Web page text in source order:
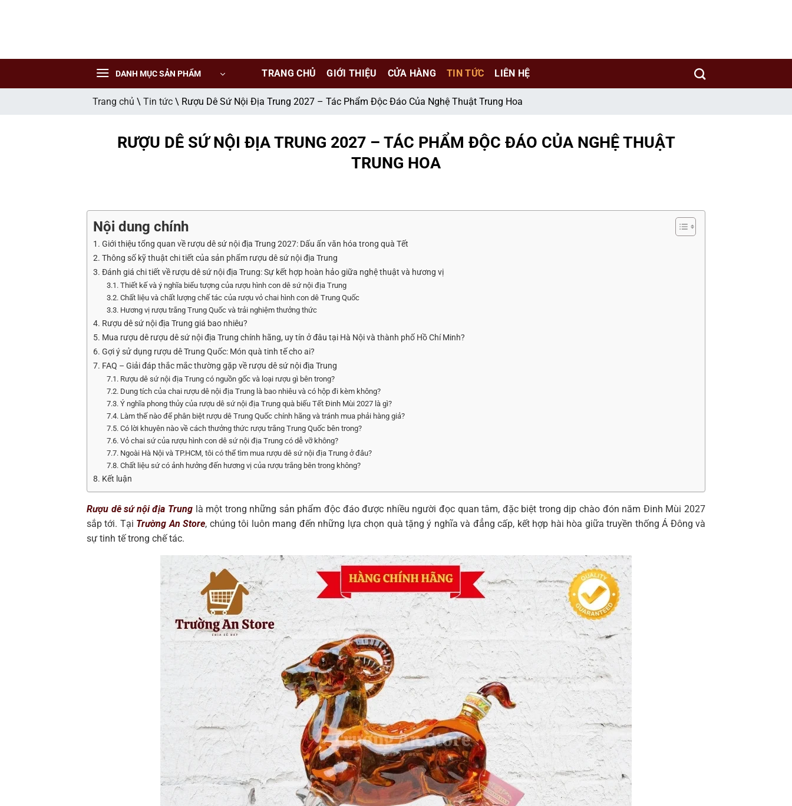
Các sản phẩm rượu không dành cho người dưới 18 tuổi và phụ nữ đang mang thai.
Bạn có chắc chắn bạn muốn tiếp tục truy cập trang web hay không?
Tôi đã trên 18 tuổi
DANH MỤC SẢN PHẨM TRANG CHỦ GIỚI THIỆU CỬA HÀNG TIN TỨC LIÊN HỆ
Trang chủ \ Tin tức \ Rượu Dê Sứ Nội Địa Trung 2027 – Tác Phẩm Độc Đáo Của Nghệ Thuật Trung Hoa
RƯỢU DÊ SỨ NỘI ĐỊA TRUNG 2027 – TÁC PHẨM ĐỘC ĐÁO CỦA NGHỆ THUẬT
TRUNG HOA
Nội dung chính
1. Giới thiệu tổng quan về rượu dê sứ nội địa Trung 2027: Dấu ấn văn hóa trong quà Tết
2. Thông số kỹ thuật chi tiết của sản phẩm rượu dê sứ nội địa Trung
3. Đánh giá chi tiết về rượu dê sứ nội địa Trung: Sự kết hợp hoàn hảo giữa nghệ thuật và hương vị
3.1. Thiết kế và ý nghĩa biểu tượng của rượu hình con dê sứ nội địa Trung
3.2. Chất liệu và chất lượng chế tác của rượu vỏ chai hình con dê Trung Quốc
3.3. Hương vị rượu trắng Trung Quốc và trải nghiệm thưởng thức
4. Rượu dê sứ nội địa Trung giá bao nhiêu?
5. Mua rượu dê rượu dê sứ nội địa Trung chính hãng, uy tín ở đâu tại Hà Nội và thành phố Hồ Chí Minh?
6. Gợi ý sử dụng rượu dê Trung Quốc: Món quà tinh tế cho ai?
7. FAQ – Giải đáp thắc mắc thường gặp về rượu dê sứ nội địa Trung
7.1. Rượu dê sứ nội địa Trung có nguồn gốc và loại rượu gì bên trong?
7.2. Dung tích của chai rượu dê nội địa Trung là bao nhiêu và có hộp đi kèm không?
7.3. Ý nghĩa phong thủy của rượu dê sứ nội địa Trung quà biếu Tết Đinh Mùi 2027 là gì?
7.4. Làm thế nào để phân biệt rượu dê Trung Quốc chính hãng và tránh mua phải hàng giả?
7.5. Có lời khuyên nào về cách thưởng thức rượu trắng Trung Quốc bên trong?
7.6. Vỏ chai sứ của rượu hình con dê sứ nội địa Trung có dễ vỡ không?
7.7. Ngoài Hà Nội và TP.HCM, tôi có thể tìm mua rượu dê sứ nội địa Trung ở đâu?
7.8. Chất liệu sứ có ảnh hưởng đến hương vị của rượu trắng bên trong không?
8. Kết luận
Rượu dê sứ nội địa Trunglà một trong những sản phẩm độc đáo được nhiều người đọc quan tâm, đặc biệt trong dịp chào đón năm Đinh Mùi 2027
sắp tới. Tại Trường An Store, chúng tôi luôn mang đến những lựa chọn quà tặng ý nghĩa và đẳng cấp, kết hợp hài hòa giữa truyền thống Á Đông và
sự tinh tế trong chế tác.